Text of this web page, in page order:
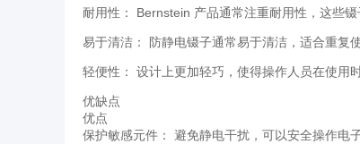
耐用性： Bernstein 产品通常注重耐用性，这些
易于清洁： 防静电镊子通常易于清洁，适合重复
轻便性： 设计上更加轻巧，使得操作人员在使用
优缺点
优点
保护敏感元件： 避免静电干扰，可以安全操作电